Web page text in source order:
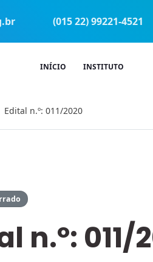
(015 22) 99221-4521
INÍCIO INSTITUTO
Edital n.º: 011/2020
n.º: 011/